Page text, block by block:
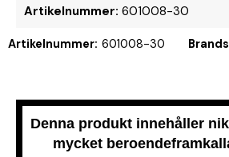
Artikelnummer: 601008-30
Artikelnummer: 601008-30
Denna produkt innehåller
mycket